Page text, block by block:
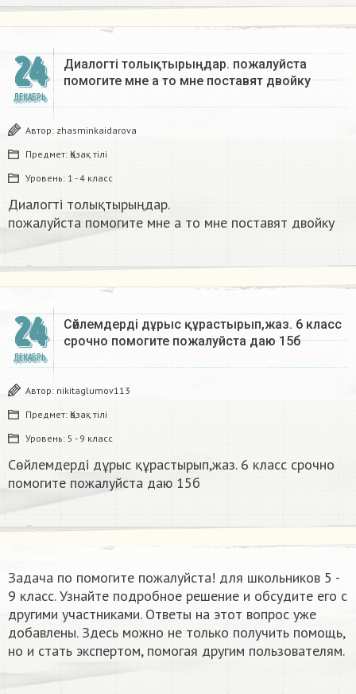
24
ДЕКАБРЬ
Диалогті толықтырыңдар. пожалуйста
помогите мне а то мне поставят двойку​
Автор: zhasminkaidarova
Предмет: Қазақ тiлi
Уровень: 1 - 4 класс
Диалогті толықтырыңдар.
пожалуйста помогите мне а то мне поставят двойку​
24
ДЕКАБРЬ
Сөйлемдерді дұрыс құрастырып,жаз. 6 класс
срочно помогите пожалуйста даю 15б​
Автор: nikitaglumov113
Предмет: Қазақ тiлi
Уровень: 5 - 9 класс
Сөйлемдерді дұрыс құрастырып,жаз. 6 класс срочно
помогите пожалуйста даю 15б​
Задача по помогите пожалуйста! для школьников 5 -
9 класс. Узнайте подробное решение и обсудите его с
другими участниками. Ответы на этот вопрос уже
добавлены. Здесь можно не только получить помощь,
но и стать экспертом, помогая другим пользователям.